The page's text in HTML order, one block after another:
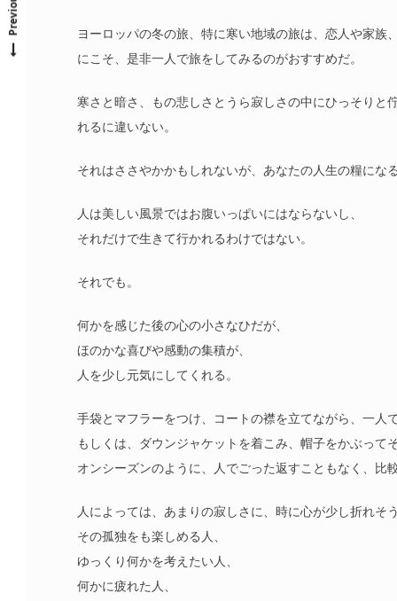
ヨーロッパの冬の旅、特に寒い地域の旅は、恋人や家
にこそ、是非一人で旅をしてみるのがおすすめだ。
寒さと暗さ、もの悲しさとうら寂しさの中にひっそりと
れるに違いない。
それはささやかかもしれないが、あなたの人生の糧になる
人は美しい風景ではお腹いっぱいにはならないし、
それだけで生きて行かれるわけではない。
それでも。
何かを感じた後の心の小さなひだが、
ほのかな喜びや感動の集積が、
人を少し元気にしてくれる。
手袋とマフラーをつけ、コートの襟を立てながら、一人
もしくは、ダウンジャケットを着こみ、帽子をかぶって
オンシーズンのように、人でごった返すこともなく、比
人によっては、あまりの寂しさに、時に心が少し折れそ
その孤独をも楽しめる人、
ゆっくり何かを考えたい人、
何かに疲れた人、